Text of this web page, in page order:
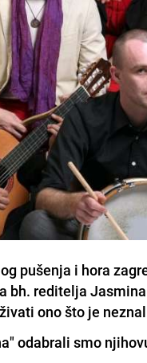
pušenja i hora
bh. reditelja
ono što je
odabrali smo